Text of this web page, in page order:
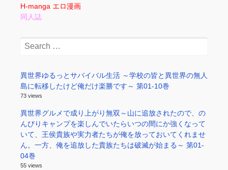
H-manga エロ漫画
同人誌
Search
異世界ゆるっとサバイバル生活 ～学校の皆と異世界の無人
島に転移したけど俺だけ楽勝です～ 第01-10巻
73 views
異世界グルメで成り上がり無双～山に追放されたので、の
んびりキャンプを楽しんでいたらいつの間にか強くなって
いて、王侯貴族や実力者たちが俺を放っておいてくれませ
ん。一方、俺を追放した貴族たちは破滅が始まる～ 第01-
04巻
55 views